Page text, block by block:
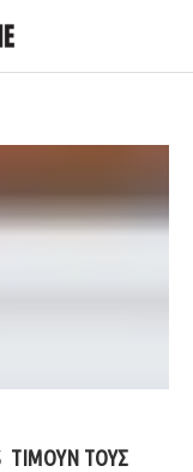
ΤΙΜΟΥΝ ΤΟΥΣ